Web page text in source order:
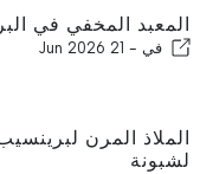
المعبد المخفي في
في - 21 Jun 2026
الملاذ المرن
لشبونة